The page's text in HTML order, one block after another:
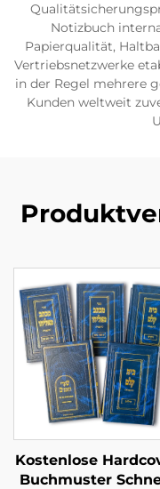
Notizbuch
Papierqualität,
Vertriebsnetzwerke
in der Regel mehrere
Kunden weltweit
Kostenlose
Buchmuster